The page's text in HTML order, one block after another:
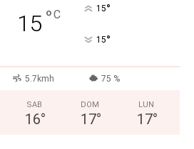
15 °C 15°
15°
5.7kmh 75 %
SAB
16°
DOM
17°
LUN
17°